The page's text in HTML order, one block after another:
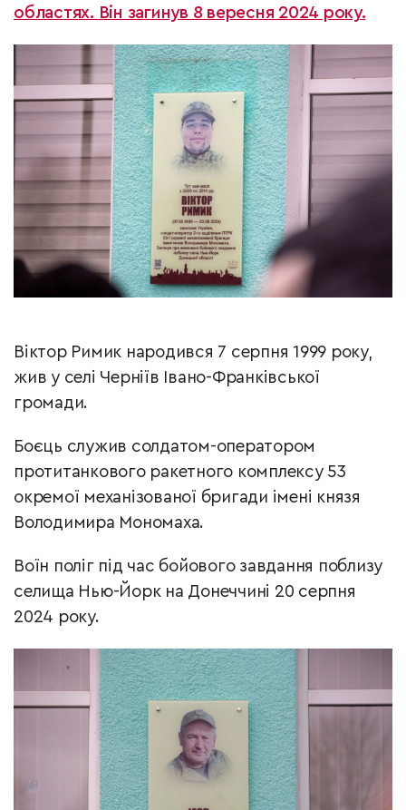
областях. Він загинув 8 вересня 2024 року.
Віктор Римик народився 7 серпня 1999 року,
жив у селі Черніїв Івано-Франківської
громади.
Боєць служив солдатом-оператором
протитанкового ракетного комплексу 53
окремої механізованої бригади імені князя
Володимира Мономаха.
Воїн поліг під час бойового завдання поблизу
селища Нью-Йорк на Донеччині 20 серпня
2024 року.